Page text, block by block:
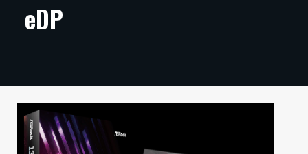
ARTIKKELIT
TECHBBS
TIETOA
HINTA.FI
eDP